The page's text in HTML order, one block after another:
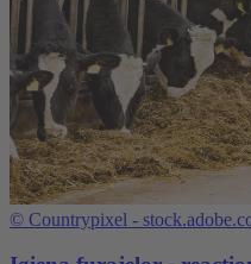
© Countrypixel -